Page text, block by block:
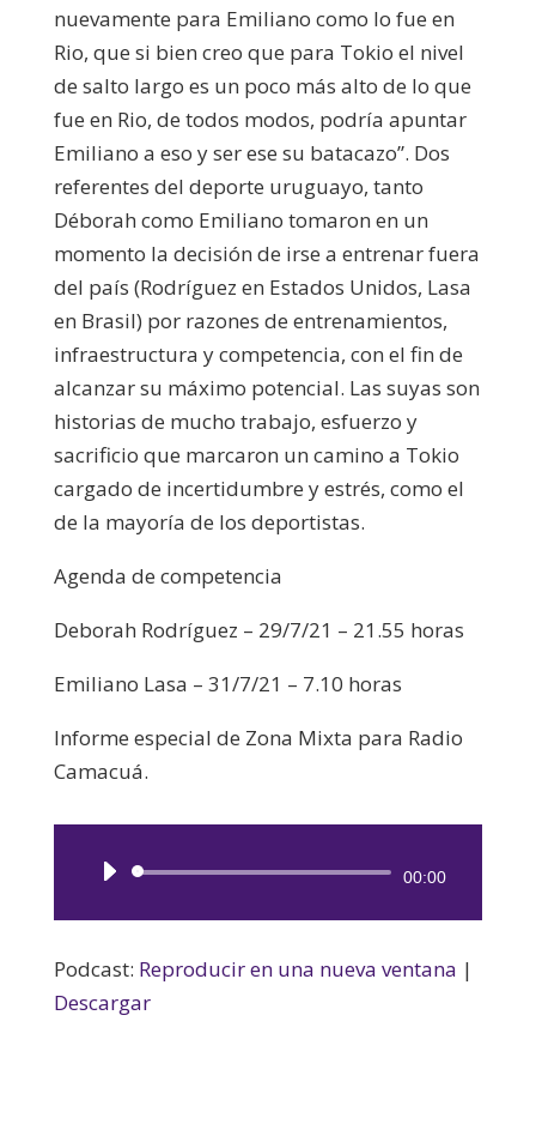
nuevamente para Emiliano como lo fue en
Rio, que si bien creo que para Tokio el nivel
de salto largo es un poco más alto de lo que
fue en Rio, de todos modos, podría apuntar
Emiliano a eso y ser ese su batacazo”. Dos
referentes del deporte uruguayo, tanto
Déborah como Emiliano tomaron en un
momento la decisión de irse a entrenar fuera
del país (Rodríguez en Estados Unidos, Lasa
en Brasil) por razones de entrenamientos,
infraestructura y competencia, con el fin de
alcanzar su máximo potencial. Las suyas son
historias de mucho trabajo, esfuerzo y
sacrificio que marcaron un camino a Tokio
cargado de incertidumbre y estrés, como el
de la mayoría de los deportistas.
Agenda de competencia
Deborah Rodríguez – 29/7/21 – 21.55 horas
Emiliano Lasa – 31/7/21 – 7.10 horas
Informe especial de Zona Mixta para Radio
Camacuá.
Reproductor
00:00
Podcast: Reproducir en una nueva ventana |
Descargar